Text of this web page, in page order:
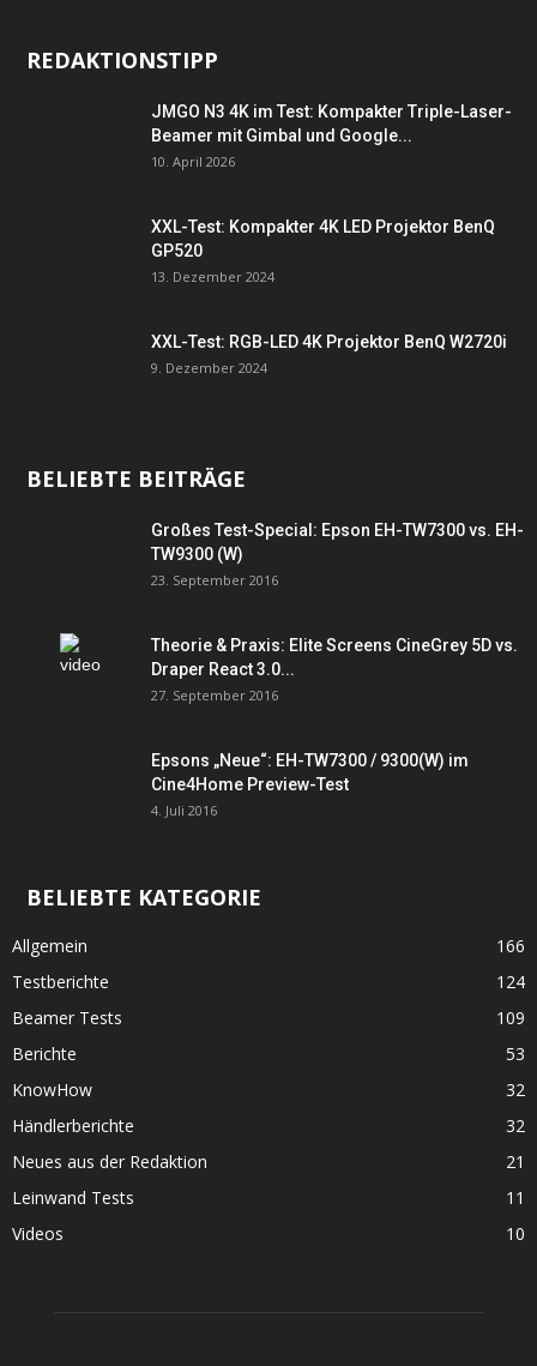
REDAKTIONSTIPP
JMGO N3 4K im Test: Kompakter Triple-Laser-
Beamer mit Gimbal und Google...
10. April 2026
XXL-Test: Kompakter 4K LED Projektor BenQ
GP520
13. Dezember 2024
XXL-Test: RGB-LED 4K Projektor BenQ W2720i
9. Dezember 2024
BELIEBTE BEITRÄGE
Großes Test-Special: Epson EH-TW7300 vs. EH-
TW9300 (W)
23. September 2016
Theorie & Praxis: Elite Screens CineGrey 5D vs.
Draper React 3.0...
27. September 2016
Epsons „Neue“: EH-TW7300 / 9300(W) im
Cine4Home Preview-Test
4. Juli 2016
BELIEBTE KATEGORIE
Allgemein
166
Testberichte
124
Beamer Tests
109
Berichte
53
KnowHow
32
Händlerberichte
32
Neues aus der Redaktion
21
Leinwand Tests
11
Videos
10